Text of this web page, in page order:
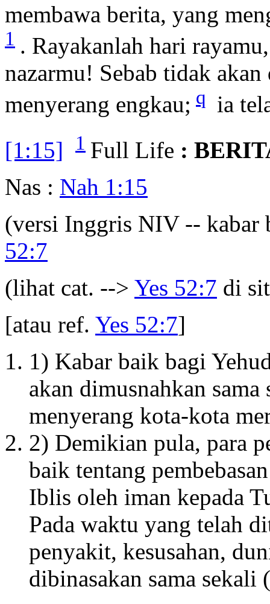
membawa berita, yang
1 . Rayakanlah hari rayamu,
nazarmu! Sebab tidak
menyerang engkau; q ia
[1:15]
1 Full Life :
Nas : Nah 1:15
(versi Inggris NIV --
52:7
(lihat cat. --> Yes 52:7 di
[atau ref. Yes 52:7]
1) Kabar baik bagi
akan dimusnahkan
menyerang kota-kota
2) Demikian pula, para
baik tentang
Iblis oleh iman kepada
Pada waktu yang telah
penyakit, kesusahan,
dibinasakan sama